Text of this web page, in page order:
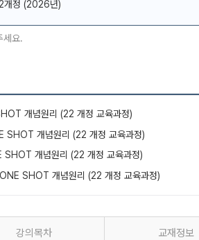
개정 (2026년)
세요.
개념원리 (22 개정 교육과정)
SHOT 개념원리 (22 개정 교육과정)
SHOT 개념원리 (22 개정 교육과정)
SHOT 개념원리 (22 개정 교육과정)
강의목차 교재정보